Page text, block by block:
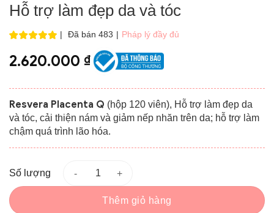
Hỗ trợ làm đẹp da và tóc
| Đã bán 483 | Pháp lý đầy đủ
2.620.000 ₫
Resvera Placenta Q (hộp 120 viên), Hỗ trợ làm đẹp da
và tóc, cải thiện nám và giảm nếp nhăn trên da; hỗ trợ làm
chậm quá trình lão hóa.
Số lượng
Thêm giỏ hàng